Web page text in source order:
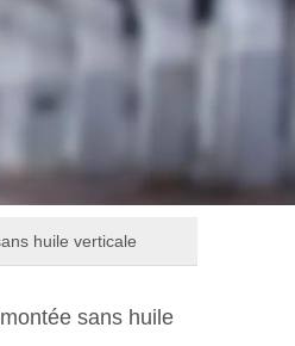
huile verticale
sans huile